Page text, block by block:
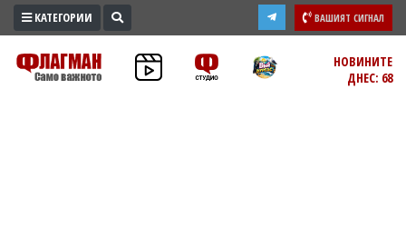
ПРОМО
ЗОНА
КАТЕГОРИИ ВАШИЯТ СИГНАЛ
НОВИНИТЕ
ДНЕС: 68